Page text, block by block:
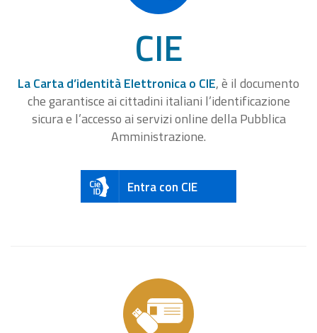
CIE
La Carta d’identità Elettronica o CIE, è il documento
che garantisce ai cittadini italiani l’identificazione
sicura e l’accesso ai servizi online della Pubblica
Amministrazione.
Entra con CIE